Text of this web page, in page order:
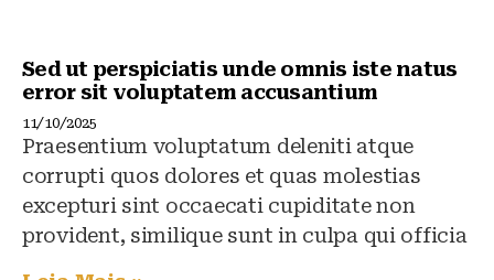
Sed ut perspiciatis unde omnis iste natus
error sit voluptatem accusantium
11/10/2025
Praesentium voluptatum deleniti atque
corrupti quos dolores et quas molestias
excepturi sint occaecati cupiditate non
provident, similique sunt in culpa qui officia